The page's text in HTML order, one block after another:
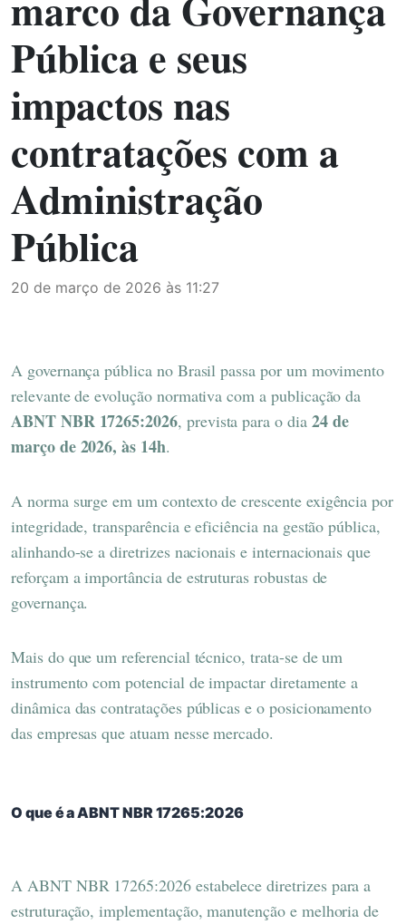
Pública e seus
impactos nas
contratações com a
Administração
Pública
20 de março de 2026 às 11:27
A governança pública no Brasil passa por um movimento
relevante de evolução normativa com a publicação da
ABNT NBR 17265:2026, prevista para o dia 24 de
março de 2026, às 14h.
A norma surge em um contexto de crescente exigência por
integridade, transparência e eficiência na gestão pública,
alinhando-se a diretrizes nacionais e internacionais que
reforçam a importância de estruturas robustas de
governança.
Mais do que um referencial técnico, trata-se de um
instrumento com potencial de impactar diretamente a
dinâmica das contratações públicas e o posicionamento
das empresas que atuam nesse mercado.
O que é a ABNT NBR 17265:2026
A ABNT NBR 17265:2026 estabelece diretrizes para a
estruturação, implementação, manutenção e melhoria de